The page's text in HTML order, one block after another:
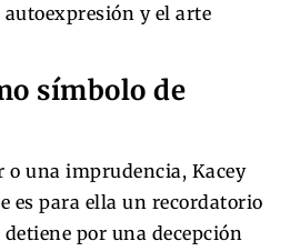
y el arte
símbolo de
o una imprudencia, Kacey
es para ella un recordatorio
por una decepción